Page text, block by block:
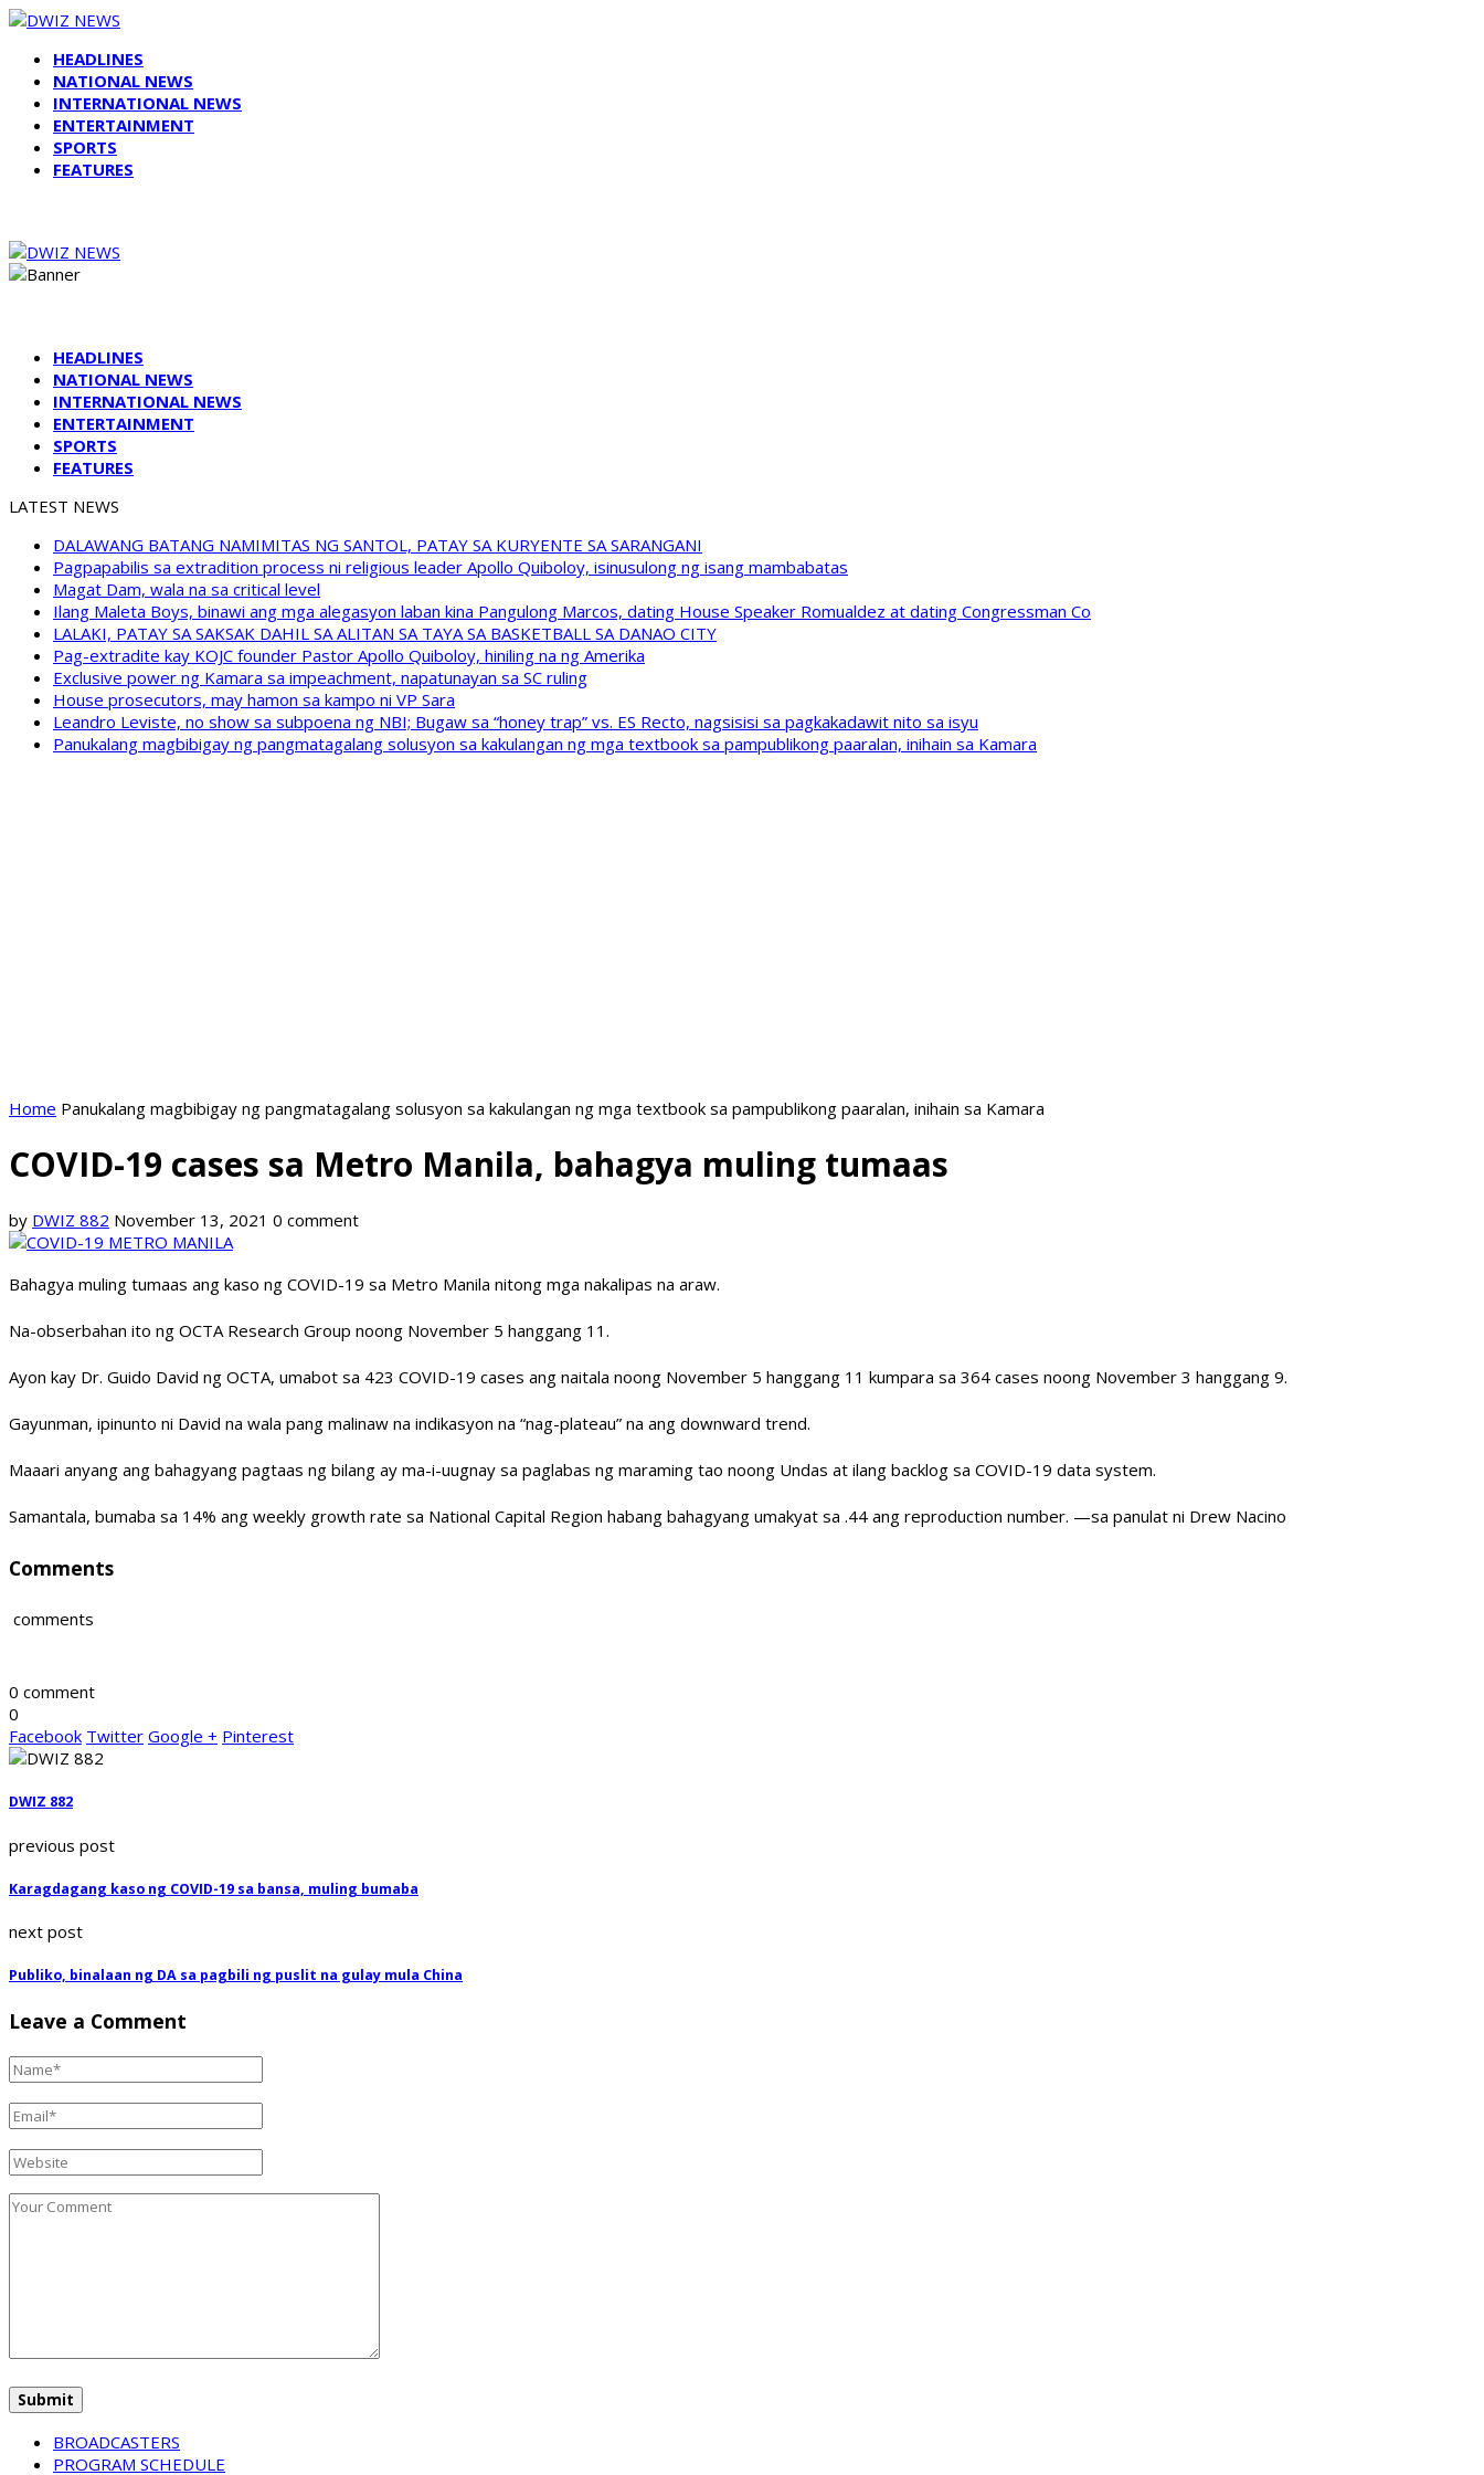
HEADLINES
NATIONAL NEWS
INTERNATIONAL NEWS
ENTERTAINMENT
SPORTS
FEATURES
HEADLINES
NATIONAL NEWS
INTERNATIONAL NEWS
ENTERTAINMENT
SPORTS
FEATURES
LATEST NEWS
DALAWANG BATANG NAMIMITAS NG SANTOL, PATAY SA KURYENTE SA SARANGANI
Pagpapabilis sa extradition process ni religious leader Apollo Quiboloy, isinusulong ng isang mambabatas
Magat Dam, wala na sa critical level
Ilang Maleta Boys, binawi ang mga alegasyon laban kina Pangulong Marcos, dating House Speaker Romualdez at dating Congressman Co
LALAKI, PATAY SA SAKSAK DAHIL SA ALITAN SA TAYA SA BASKETBALL SA DANAO CITY
Pag-extradite kay KOJC founder Pastor Apollo Quiboloy, hiniling na ng Amerika
Exclusive power ng Kamara sa impeachment, napatunayan sa SC ruling
House prosecutors, may hamon sa kampo ni VP Sara
Leandro Leviste, no show sa subpoena ng NBI; Bugaw sa “honey trap” vs. ES Recto, nagsisisi sa pagkakadawit nito sa isyu
Panukalang magbibigay ng pangmatagalang solusyon sa kakulangan ng mga textbook sa pampublikong paaralan, inihain sa Kamara
Home Panukalang magbibigay ng pangmatagalang solusyon sa kakulangan ng mga textbook sa pampublikong paaralan, inihain sa Kamara
COVID-19 cases sa Metro Manila, bahagya muling tumaas
by DWIZ 882 November 13, 2021 0 comment
Bahagya muling tumaas ang kaso ng COVID-19 sa Metro Manila nitong mga nakalipas na araw.
Na-obserbahan ito ng OCTA Research Group noong November 5 hanggang 11.
Ayon kay Dr. Guido David ng OCTA, umabot sa 423 COVID-19 cases ang naitala noong November 5 hanggang 11 kumpara sa 364 cases noong November 3 hanggang 9.
Gayunman, ipinunto ni David na wala pang malinaw na indikasyon na “nag-plateau” na ang downward trend.
Maaari anyang ang bahagyang pagtaas ng bilang ay ma-i-uugnay sa paglabas ng maraming tao noong Undas at ilang backlog sa COVID-19 data system.
Samantala, bumaba sa 14% ang weekly growth rate sa National Capital Region habang bahagyang umakyat sa .44 ang reproduction number. —sa panulat ni Drew Nacino
Comments
comments
0 comment
0
Facebook Twitter Google + Pinterest
DWIZ 882
previous post
Karagdagang kaso ng COVID-19 sa bansa, muling bumaba
next post
Publiko, binalaan ng DA sa pagbili ng puslit na gulay mula China
Leave a Comment
BROADCASTERS
PROGRAM SCHEDULE